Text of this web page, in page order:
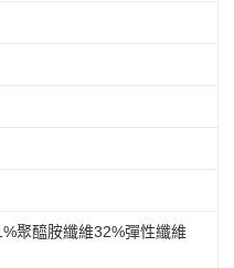
聚醯胺纖維32%彈性纖維